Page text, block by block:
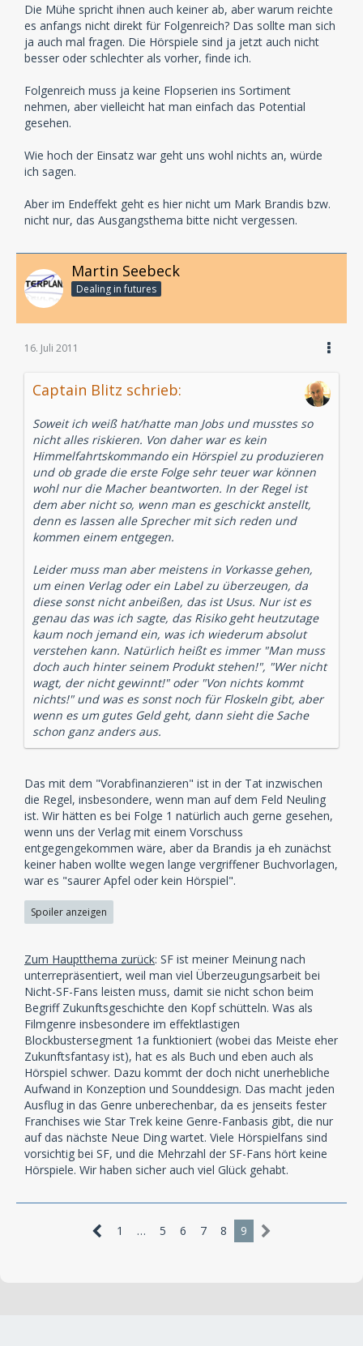
Die Mühe spricht ihnen auch keiner ab, aber warum reichte
es anfangs nicht direkt für Folgenreich? Das sollte man sich
ja auch mal fragen. Die Hörspiele sind ja jetzt auch nicht
besser oder schlechter als vorher, finde ich.
Folgenreich muss ja keine Flopserien ins Sortiment
nehmen, aber vielleicht hat man einfach das Potential
gesehen.
Wie hoch der Einsatz war geht uns wohl nichts an, würde
ich sagen.
Aber im Endeffekt geht es hier nicht um Mark Brandis bzw.
nicht nur, das Ausgangsthema bitte nicht vergessen.
Martin Seebeck
Dealing in futures
16. Juli 2011
Captain Blitz schrieb:
Soweit ich weiß hat/hatte man Jobs und musstes so
nicht alles riskieren. Von daher war es kein
Himmelfahrtskommando ein Hörspiel zu produzieren
und ob grade die erste Folge sehr teuer war können
wohl nur die Macher beantworten. In der Regel ist
dem aber nicht so, wenn man es geschickt anstellt,
denn es lassen alle Sprecher mit sich reden und
kommen einem entgegen.
Leider muss man aber meistens in Vorkasse gehen,
um einen Verlag oder ein Label zu überzeugen, da
diese sonst nicht anbeißen, das ist Usus. Nur ist es
genau das was ich sagte, das Risiko geht heutzutage
kaum noch jemand ein, was ich wiederum absolut
verstehen kann. Natürlich heißt es immer "Man muss
doch auch hinter seinem Produkt stehen!", "Wer nicht
wagt, der nicht gewinnt!" oder "Von nichts kommt
nichts!" und was es sonst noch für Floskeln gibt, aber
wenn es um gutes Geld geht, dann sieht die Sache
schon ganz anders aus.
Das mit dem "Vorabfinanzieren" ist in der Tat inzwischen
die Regel, insbesondere, wenn man auf dem Feld Neuling
ist. Wir hätten es bei Folge 1 natürlich auch gerne gesehen,
wenn uns der Verlag mit einem Vorschuss
entgegengekommen wäre, aber da Brandis ja eh zunächst
keiner haben wollte wegen lange vergriffener Buchvorlagen,
war es "saurer Apfel oder kein Hörspiel".
Spoiler anzeigen
Zum Hauptthema zurück: SF ist meiner Meinung nach
unterrepräsentiert, weil man viel Überzeugungsarbeit bei
Nicht-SF-Fans leisten muss, damit sie nicht schon beim
Begriff Zukunftsgeschichte den Kopf schütteln. Was als
Filmgenre insbesondere im effektlastigen
Blockbustersegment 1a funktioniert (wobei das Meiste eher
Zukunftsfantasy ist), hat es als Buch und eben auch als
Hörspiel schwer. Dazu kommt der doch nicht unerhebliche
Aufwand in Konzeption und Sounddesign. Das macht jeden
Ausflug in das Genre unberechenbar, da es jenseits fester
Franchises wie Star Trek keine Genre-Fanbasis gibt, die nur
auf das nächste Neue Ding wartet. Viele Hörspielfans sind
vorsichtig bei SF, und die Mehrzahl der SF-Fans hört keine
Hörspiele. Wir haben sicher auch viel Glück gehabt.
1 … 5 6 7 8 9